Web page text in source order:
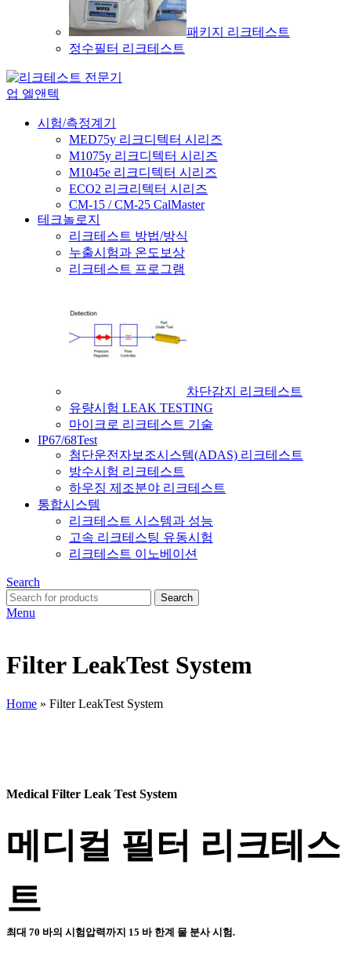
패키지 리크테스트
정수필터 리크테스트
시험/측정계기
MED75y 리크디텍터 시리즈
M1075y 리크디텍터 시리즈
M1045e 리크디텍터 시리즈
ECO2 리크리텍터 시리즈
CM-15 / CM-25 CalMaster
테크놀로지
리크테스트 방법/방식
누출시험과 온도보상
리크테스트 프로그램
차단감지 리크테스트
유량시험 LEAK TESTING
마이크로 리크테스트 기술
IP67/68Test
첨단운전자보조시스템(ADAS) 리크테스트
방수시험 리크테스트
하우징 제조분야 리크테스트
통합시스템
리크테스트 시스템과 성능
고속 리크테스팅 유동시험
리크테스트 이노베이션
Search
Search
Menu
Filter LeakTest System
Home » Filter LeakTest System
Medical Filter Leak Test System
메디컬 필터 리크테스
트
최대 70 바의 시험압력까지 15 바 한계 물 분사 시험.